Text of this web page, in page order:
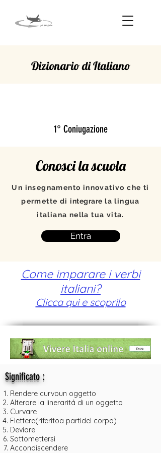
Dizionario di Italiano
1° Coniugazione
Conosci la scuola
Un insegnamento innovativo che ti
permette diintegrare la lingua
italiana nella tua vita.
Entra
Come imparare i verbi
italiani?
Clicca qui e scoprilo
Significato:
Rendere curvoun oggetto
Alterare la lineraritá di un oggetto
Curvare
Flettere(riferitoa partidel corpo)
Deviare
Sottomettersi
Accondiscendere